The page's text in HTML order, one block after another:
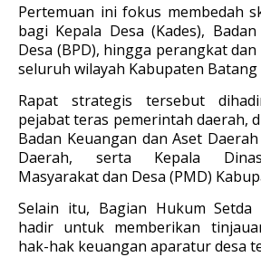
Pertemuan ini fokus membedah
bagi Kepala Desa (Kades),
Desa (BPD), hingga perangkat
seluruh wilayah Kabupaten Batang
Rapat strategis tersebut
pejabat teras pemerintah daerah,
Badan Keuangan dan Aset
Daerah, serta Kepala Dinas
Masyarakat dan Desa (PMD)
Selain itu, Bagian Hukum
hadir untuk memberikan
hak-hak keuangan aparatur desa